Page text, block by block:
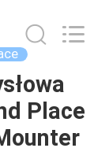
Place